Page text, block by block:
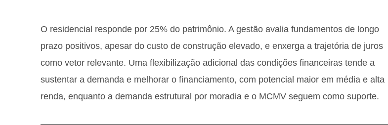
O residencial responde por 25% do patrimônio. A gestão avalia fundamentos de longo
prazo positivos, apesar do custo de construção elevado, e enxerga a trajetória de juros
como vetor relevante. Uma flexibilização adicional das condições financeiras tende a
sustentar a demanda e melhorar o financiamento, com potencial maior em média e alta
renda, enquanto a demanda estrutural por moradia e o MCMV seguem como suporte.